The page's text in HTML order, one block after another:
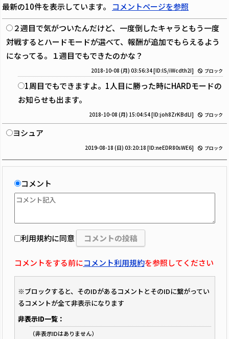
最新の10件を表示しています。 コメントページを参照
２週目で気がついたんだけど、一度倒したキャラともう一度
対戦するとハードモードが選べて、報酬が追加でもらえるよう
になってる。１週目でもできたのかな？
2018-10-08 (月) 03:56:34[ID:lS/iWcdth2I] ブロック
1周目でもできますよ。1人目に勝った時にHARDモードの
お知らせも出ます。
2018-10-08 (月) 15:04:54[ID:joh8ZrKBdLI] ブロック
ヨシュア
2019-08-18 (日) 03:20:18 [ID:neEDR80sWE6] ブロック
コメント
利用規約に同意
コメントをする前にコメント利用規約を参照してください
※ブロックすると、そのIDがあるコメントとそのIDに繋がってい
るコメントが全て非表示になります
非表示ID一覧：
（非表示IDはありません）